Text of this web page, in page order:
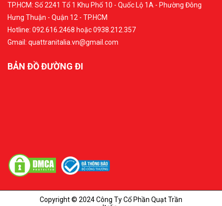
TP.HCM: Số 2241 Tổ 1 Khu Phố 10 - Quốc Lộ 1A - Phường Đông
Hưng Thuận - Quận 12 - TP.HCM
Hotline: 092.616.2468 hoặc 0938.212.357
Gmail: quattranitalia.vn@gmail.com
BẢN ĐỒ ĐƯỜNG ĐI
Copyright © 2024 Công Ty Cổ Phần Quạt Trần